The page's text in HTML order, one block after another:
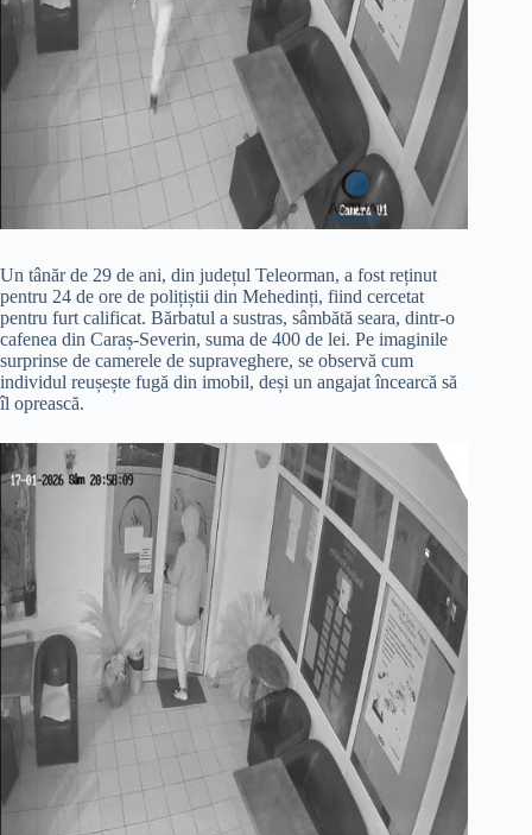
Un tânăr de 29 de ani, din județul Teleorman, a fost reținut
pentru 24 de ore de polițiștii din Mehedinți, fiind cercetat
pentru furt calificat. Bărbatul a sustras, sâmbătă seara, dintr-o
cafenea din Caraș-Severin, suma de 400 de lei. Pe imaginile
surprinse de camerele de supraveghere, se observă cum
individul reușește fugă din imobil, deși un angajat încearcă să
îl oprească.